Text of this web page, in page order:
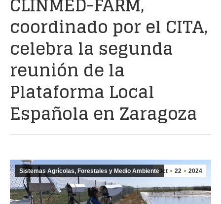
coordinado por el CITA,
celebra la segunda
reunión de la
Plataforma Local
Española en Zaragoza
Oct 22 2024
Sistemas Agrícolas, Forestales y Medio Ambiente